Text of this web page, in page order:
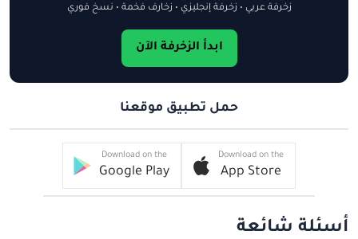
زخرفة عربي • زخرفة إنجليزي • زخارف فخمة • نسخ فوري
ابدأ الزخرفة الآن
حمل تطبيق موقعنا
Download on the
App Store
Download on the
Google Play
أسئلة شائعة